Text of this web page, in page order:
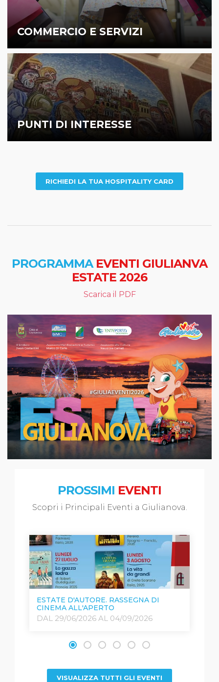
COMMERCIO E SERVIZI
PUNTI DI INTERESSE
RICHIEDI LA TUA HOSPITALITY CARD
PROGRAMMA EVENTI GIULIANVA
ESTATE 2026
Scarica il PDF
PROSSIMI EVENTI
Scopri i Principali Eventi a Giulianova.
ESTATE D'AUTORE. RASSEGNA DI
CINEMA ALL'APERTO
DAL 29/06/2026 AL 04/09/2026
VISUALIZZA TUTTI GLI EVENTI